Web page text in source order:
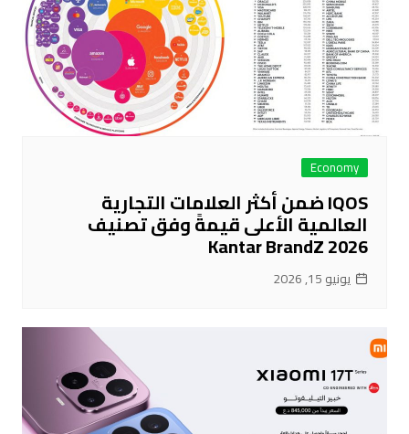
Economy
IQOS ضمن أكثر العلامات التجارية
العالمية الأعلى قيمةً وفق تصنيف
Kantar BrandZ 2026
يونيو 15, 2026